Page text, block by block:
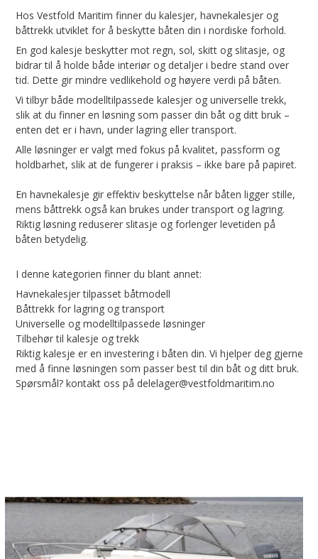
Hos Vestfold Maritim finner du kalesjer, havnekalesjer og
båttrekk utviklet for å beskytte båten din i nordiske forhold.
En god kalesje beskytter mot regn, sol, skitt og slitasje, og
bidrar til å holde både interiør og detaljer i bedre stand over
tid. Dette gir mindre vedlikehold og høyere verdi på båten.
Vi tilbyr både modelltilpassede kalesjer og universelle trekk,
slik at du finner en løsning som passer din båt og ditt bruk –
enten det er i havn, under lagring eller transport.
Alle løsninger er valgt med fokus på kvalitet, passform og
holdbarhet, slik at de fungerer i praksis – ikke bare på papiret.
En havnekalesje gir effektiv beskyttelse når båten ligger stille,
mens båttrekk også kan brukes under transport og lagring.
Riktig løsning reduserer slitasje og forlenger levetiden på
båten betydelig.
I denne kategorien finner du blant annet:
Havnekalesjer tilpasset båtmodell
Båttrekk for lagring og transport
Universelle og modelltilpassede løsninger
Tilbehør til kalesje og trekk
Riktig kalesje er en investering i båten din. Vi hjelper deg gjerne
med å finne løsningen som passer best til din båt og ditt bruk.
Spørsmål? kontakt oss på delelager@vestfoldmaritim.no